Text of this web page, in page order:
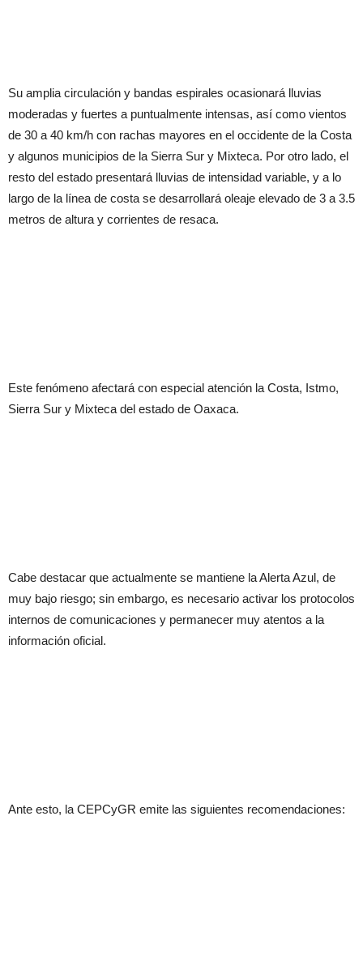
Su amplia circulación y bandas espirales ocasionará lluvias
moderadas y fuertes a puntualmente intensas, así como vientos
de 30 a 40 km/h con rachas mayores en el occidente de la Costa
y algunos municipios de la Sierra Sur y Mixteca. Por otro lado, el
resto del estado presentará lluvias de intensidad variable, y a lo
largo de la línea de costa se desarrollará oleaje elevado de 3 a 3.5
metros de altura y corrientes de resaca.
Este fenómeno afectará con especial atención la Costa, Istmo,
Sierra Sur y Mixteca del estado de Oaxaca.
Cabe destacar que actualmente se mantiene la Alerta Azul, de
muy bajo riesgo; sin embargo, es necesario activar los protocolos
internos de comunicaciones y permanecer muy atentos a la
información oficial.
Ante esto, la CEPCyGR emite las siguientes recomendaciones: